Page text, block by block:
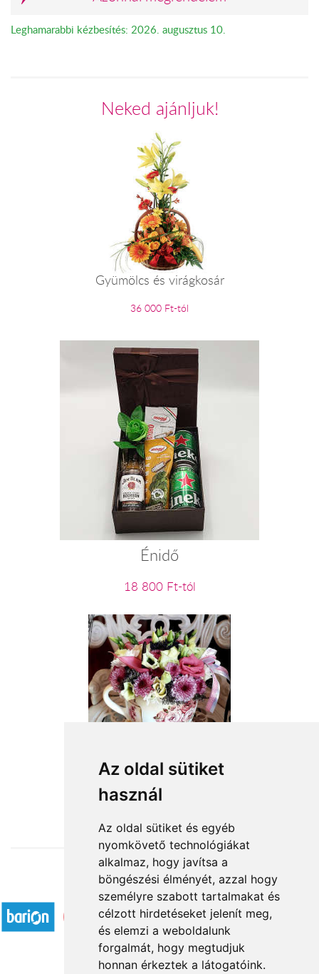
Az oldal sütiket
használ
Az oldal sütiket és egyéb
nyomkövető technológiákat
alkalmaz, hogy javítsa a
böngészési élményét, azzal hogy
személyre szabott tartalmakat és
célzott hirdetéseket jelenít meg,
és elemzi a weboldalunk
forgalmát, hogy megtudjuk
honnan érkeztek a látogatóink.
Leghamarabbi kézbesítés: 2026. augusztus 10.
Neked ajánljuk!
Gyümölcs és virágkosár
36 000 Ft-tól
Énidő
18 800 Ft-tól
Csodaszép
21 600 Ft-tól
Elfogadott fizetési módok